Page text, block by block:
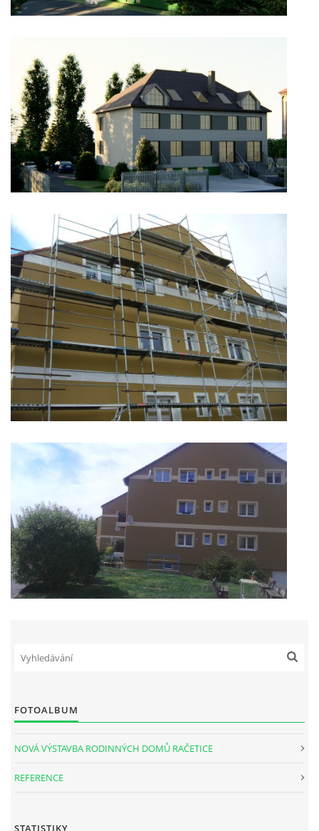
FOTOALBUM
NOVÁ VÝSTAVBA RODINNÝCH DOMŮ RAČETICE
REFERENCE
STATISTIKY